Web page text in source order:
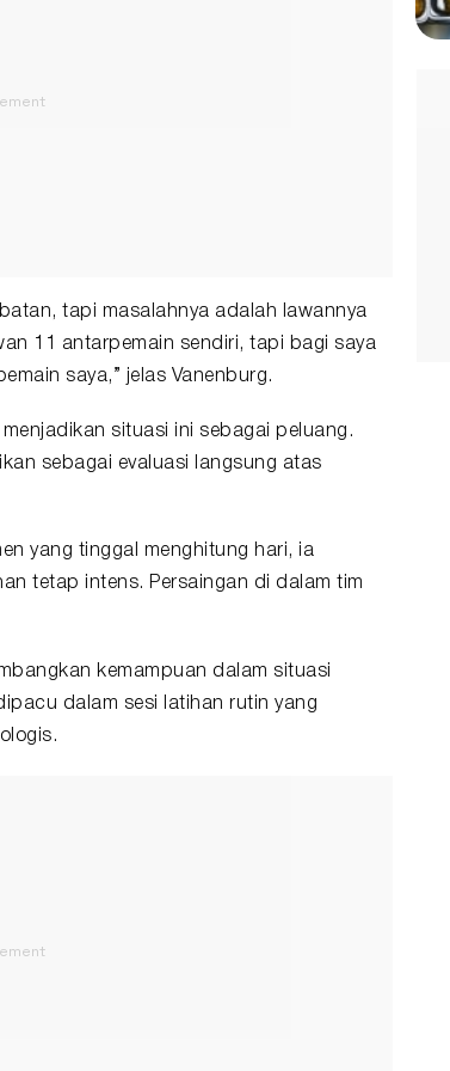
tapi masalahnya adalah lawannya
11 antarpemain sendiri, tapi bagi saya
saya,” jelas Vanenburg.
situasi ini sebagai peluang.
sebagai evaluasi langsung atas
yang tinggal menghitung hari, ia
tetap intens. Persaingan di dalam tim
kemampuan dalam situasi
dalam sesi latihan rutin yang